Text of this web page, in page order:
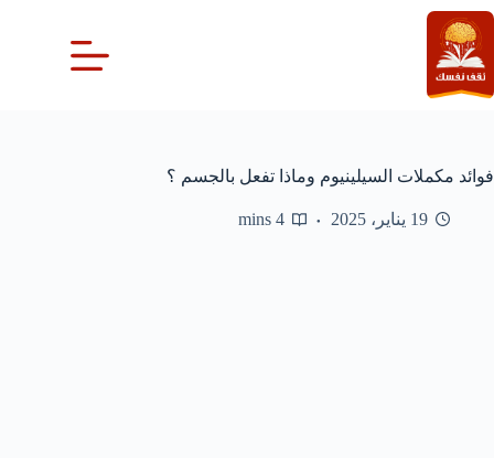
التجاوز
إلى
المحتوى
فوائد مكملات السيلينيوم وماذا تفعل بالجسم ؟
19 يناير، 2025 4 mins